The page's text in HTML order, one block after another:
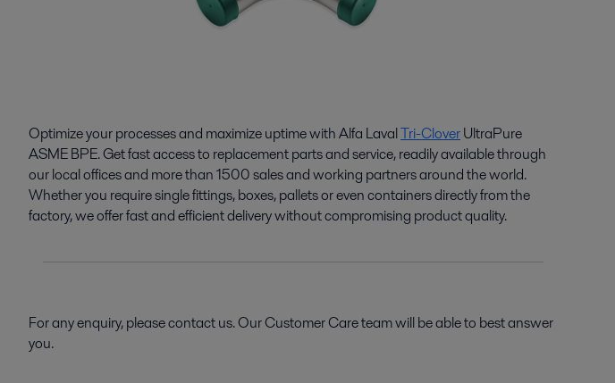
Optimize your processes and maximize uptime with Alfa LavalTri-CloverUltraPure
ASME BPE. Get fast access to replacement parts and service, readily available through
our local offices and more than 1500 sales and working partners around the world.
Whether you require single fittings, boxes, pallets or even containers directly from the
factory, we offer fast and efficient delivery without compromising product quality.
For any enquiry, please contact us. Our Customer Care team will be able to best answer
you.